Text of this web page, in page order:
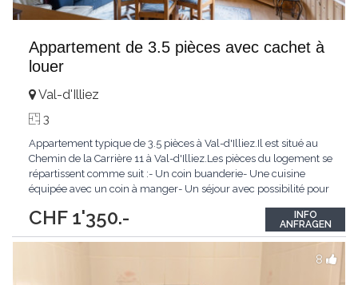
Appartement de 3.5 pièces avec cachet à
louer
CHF 1'350.-
Val-d'Illiez
3
Appartement typique de 3.5 pièces à Val-d'Illiez.Il est situé au
Chemin de la Carrière 11 à Val-d'Illiez.Les pièces du logement se
répartissent comme suit :- Un coin buanderie- Une cuisine
équipée avec un coin à manger- Un séjour avec possibilité pour
douche/WCLoyer mensuel : CHF 1'350.00, hors frais de
chauffage électrique et...
INFO
ANFRAGEN
8